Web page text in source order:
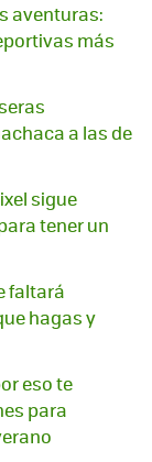
aventuras:
más
a las de
sigue
tener un
faltará
hagas y
eso te
para